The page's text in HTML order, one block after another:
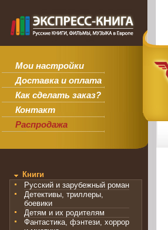
Мои настройки
Доставка и оплата
Как сделать заказ?
Контакт
Распродажа
Книги
Русский и зарубежный роман
Детективы, триллеры,
боевики
Детям и их родителям
Фантастика, фэнтези, хоррор